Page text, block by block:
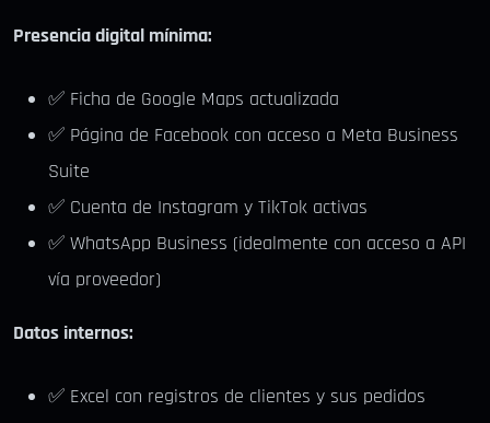
Presencia digital mínima:
✅ Ficha de Google Maps actualizada
✅ Página de Facebook con acceso a Meta Business
Suite
✅ Cuenta de Instagram y TikTok activas
✅ WhatsApp Business (idealmente con acceso a API
vía proveedor)
Datos internos:
✅ Excel con registros de clientes y sus pedidos